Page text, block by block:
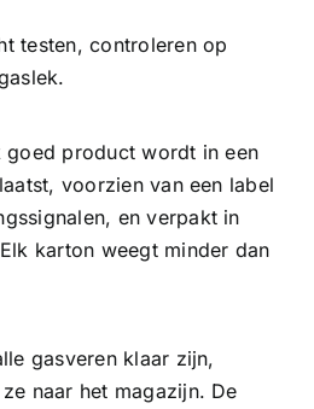
testen, controleren op
goed product wordt in een
voorzien van een label
en verpakt in
karton weegt minder dan
gasveren klaar zijn,
naar het magazijn. De